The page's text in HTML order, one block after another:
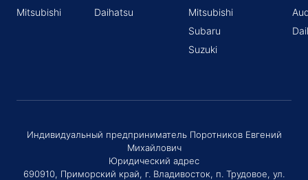
Mitsubishi
Daihatsu
Mitsubishi
Subaru
Suzuki
Индивидуальный предприниматель Поротников Евгений
Михайлович
Юридический адрес
690910, Приморский край, г. Владивосток, п. Трудовое, ул.